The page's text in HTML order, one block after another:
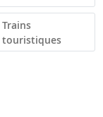
Trains
touristiques